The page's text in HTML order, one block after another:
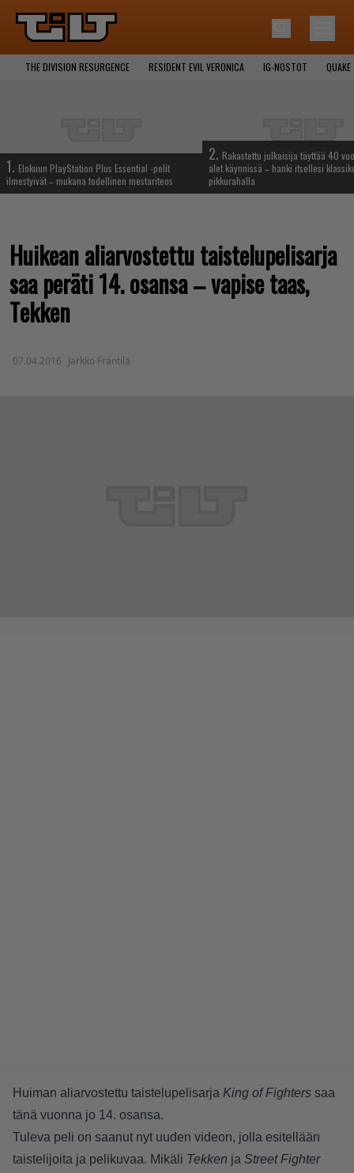
THE DIVISION RESURGENCE RESIDENT EVIL VERONICA IG-NOSTOT QUAKE
1. Elokuun PlayStation Plus Essential -pelit
ilmestyivät – mukana todellinen mestariteos
2. Rakastettu julkaisija täyttää 40
alet käynnissä – hanki itsellesi
pikkurahalla
Huikean aliarvostettu taistelupelisarja
saa peräti 14. osansa – vapise taas,
Tekken
07.04.2016 Jarkko Fräntilä
Huiman aliarvostettu taistelupelisarja King of Fighters saa
tänä vuonna jo 14. osansa.
Tuleva peli on saanut nyt uuden videon, jolla esitellään
taistelijoita ja pelikuvaa. Mikäli Tekken ja Street Fighter